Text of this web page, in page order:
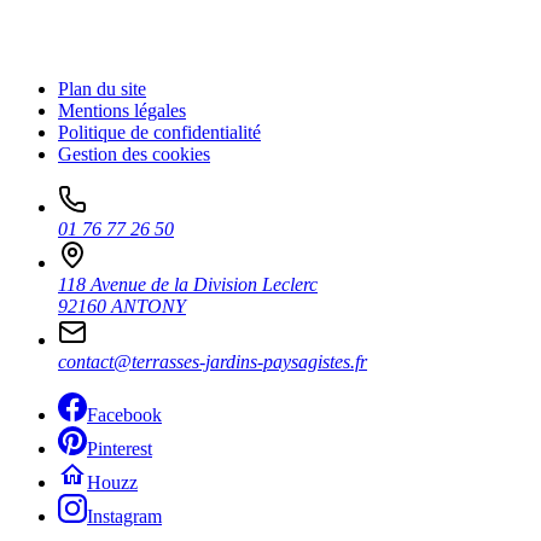
Plan du site
Mentions légales
Politique de confidentialité
Gestion des cookies
01 76 77 26 50
118 Avenue de la Division Leclerc
92160 ANTONY
contact@terrasses-jardins-paysagistes.fr
Facebook
Pinterest
Houzz
Instagram